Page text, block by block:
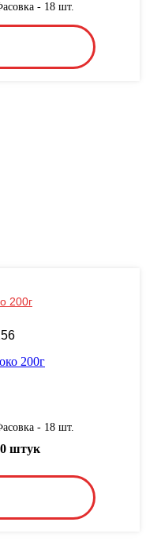
- 18 шт.
200г
- 18 шт.
штук